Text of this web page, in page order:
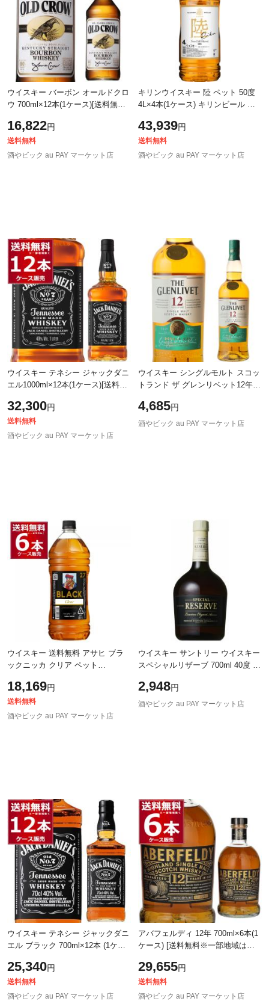
ウイスキー バーボン オールドクロ
ウ 700ml×12本(1ケース)[送料無料
16,822円
送料無料
酒やビック au PAY マーケット店
キリンウイスキー 陸 ペット 50度
4L×4本(1ケース) キリンビール ブ
ウイスキー [送料無料※一部地域は
43,939円
送料無料
酒やビック au PAY マーケット店
ウイスキー テネシー ジャックダニ
エル1000ml×12本(1ケース)[送料無
32,300円
送料無料
酒やビック au PAY マーケット店
ウイスキー シングルモルト スコッ
トランド ザ グレンリベット12年
サイド [1本]
4,685円
酒やビック au PAY マーケット店
ウイスキー 送料無料 アサヒ ブラ
ックニッカ クリア ペット
部地域は除く]
18,169円
送料無料
酒やビック au PAY マーケット店
ウイスキー サントリー ウイスキー
スペシャルリザーブ 700ml 40度 日
2,948円
酒やビック au PAY マーケット店
ウイスキー テネシー ジャックダニ
エル ブラック 700ml×12本 (1ケー
25,340円
送料無料
酒やビック au PAY マーケット店
アバフェルディ 12年 700ml×6本(1
ケース) [送料無料※一部地域は除
29,655円
送料無料
酒やビック au PAY マーケット店